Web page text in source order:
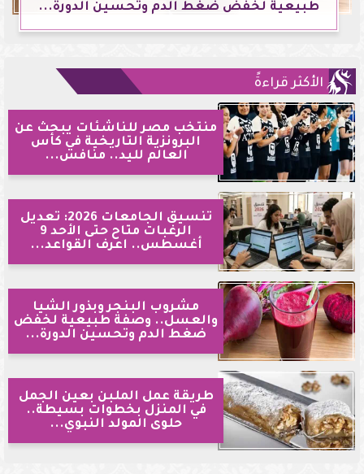
طبيعية لخفض ضغط الدم وتحسين الدورة...
الأكثر قراءةً
منتخب مصر للناشئات يبحث عن
البرونزية التاريخية في كأس
العالم لليد.. منافس...
تنسيق الجامعات 2026: تعديل
الرغبات متاح حتى الأحد 9
أغسطس.. اعرف القواعد...
مشروب البنجر وبذور الشيا
والعسل.. وصفة طبيعية لخفض
ضغط الدم وتحسين الدورة...
طريقة عمل الملبن بعين الجمل
في المنزل بخطوات بسيطة..
حلوى المولد النبوي...